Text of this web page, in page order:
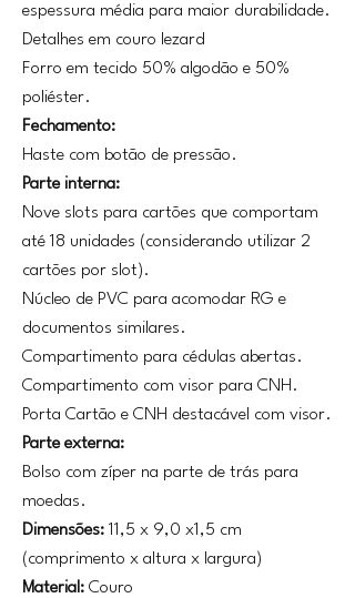
espessura média para maior durabilidade.
Detalhes em couro lezard
Forro em tecido 50% algodão e 50%
poliéster.
Fechamento:
Haste com botão de pressão.
Parte interna:
Nove slots para cartões que comportam
até 18 unidades (considerando utilizar 2
cartões por slot).
Núcleo de PVC para acomodar RG e
documentos similares.
Compartimento para cédulas abertas.
Compartimento com visor para CNH.
Porta Cartão e CNH destacável com visor.
Parte externa:
Bolso com zíper na parte de trás para
moedas.
Dimensões: 11,5 x 9,0 x1,5 cm
(comprimento x altura x largura)
Material: Couro